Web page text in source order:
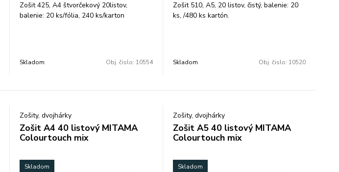
Zošit 425, A4 štvorčekový 20listov,
balenie: 20 ks/fólia, 240 ks/karton
Skladom Obj. čislo: 10554
Zošit 510, A5, 20 listov, čistý, balenie: 20
ks, /480 ks kartón.
Skladom Obj. čislo: 10520
Zošity, dvojhárky
Zošit A4 40 listový MITAMA
Colourtouch mix
Skladom
Zošity, dvojhárky
Zošit A5 40 listový MITAMA
Colourtouch mix
Skladom